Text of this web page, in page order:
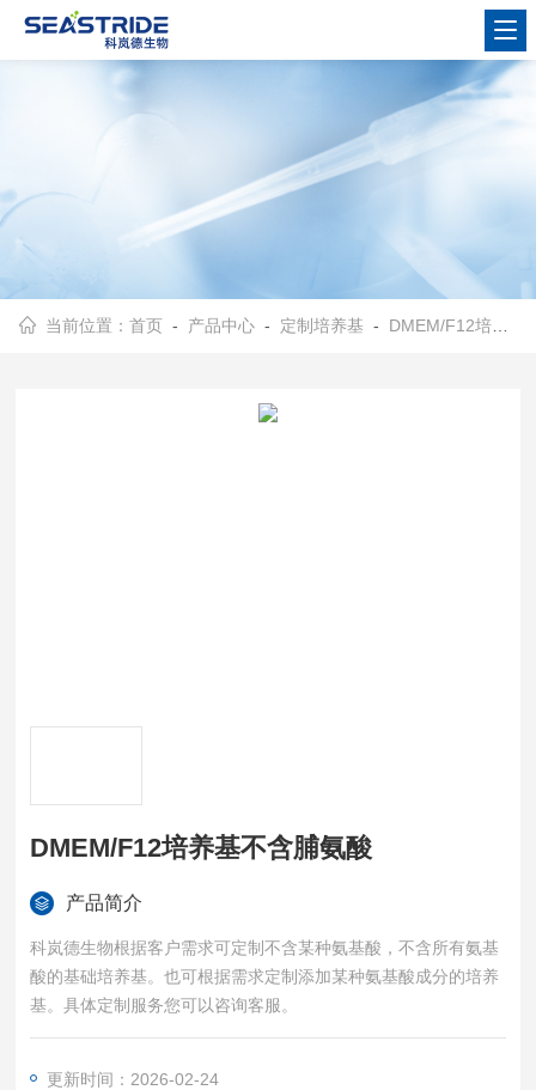
当前位置：首页 - 产品中心 - 定制培养基 - DMEM/F12培养基
DMEM/F12培养基不含脯氨酸
产品简介
科岚德生物根据客户需求可定制不含某种氨基酸，不含所有氨基
酸的基础培养基。也可根据需求定制添加某种氨基酸成分的培养
基。具体定制服务您可以咨询客服。
更新时间：2026-02-24